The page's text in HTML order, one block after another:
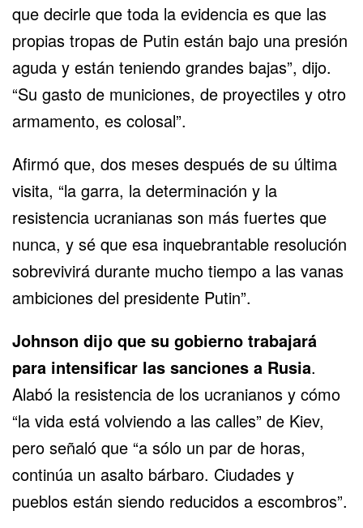
que decirle que toda la evidencia es que las
propias tropas de Putin están bajo una presión
aguda y están teniendo grandes bajas”, dijo.
“Su gasto de municiones, de proyectiles y otro
armamento, es colosal”.
Afirmó que, dos meses después de su última
visita, “la garra, la determinación y la
resistencia ucranianas son más fuertes que
nunca, y sé que esa inquebrantable resolución
sobrevivirá durante mucho tiempo a las vanas
ambiciones del presidente Putin”.
Johnson dijo que su gobierno trabajará
para intensificar las sanciones a Rusia.
Alabó la resistencia de los ucranianos y cómo
“la vida está volviendo a las calles” de Kiev,
pero señaló que “a sólo un par de horas,
continúa un asalto bárbaro. Ciudades y
pueblos están siendo reducidos a escombros”.